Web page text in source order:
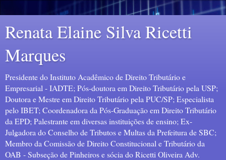
Renata Elaine Silva Ricetti
Marques
Presidente do Instituto Acadêmico de Direito Tributário e
Empresarial - IADTE; Pós-doutora em Direito Tributário pela USP;
Doutora e Mestre em Direito Tributário pela PUC/SP; Especialista
pelo IBET; Coordenadora da Pós-Graduação em Direito Tributário
da EPD; Palestrante em diversas instituições de ensino; Ex-
Julgadora do Conselho de Tributos e Multas da Prefeitura de SBC;
Membro da Comissão de Direito Constitucional e Tributário da
OAB - Subseção de Pinheiros e sócia do Ricetti Oliveira Adv.